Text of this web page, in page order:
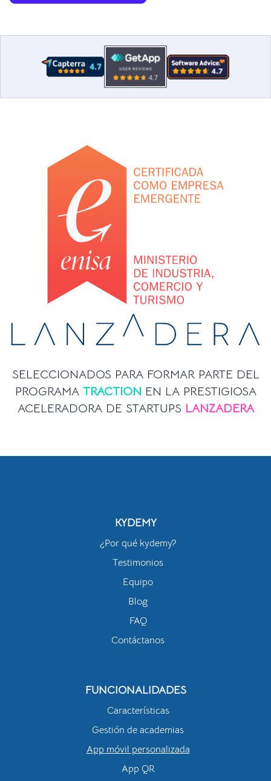
SELECCIONADOS PARA FORMAR PARTE DEL
PROGRAMA TRACTION EN LA PRESTIGIOSA
ACELERADORA DE STARTUPS LANZADERA
KYDEMY
¿Por qué kydemy?
Testimonios
Equipo
Blog
FAQ
Contáctanos
FUNCIONALIDADES
Características
Gestión de academias
App móvil personalizada
App QR